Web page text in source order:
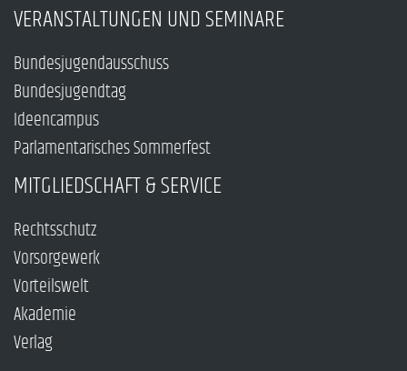
VERANSTALTUNGEN UND SEMINARE
Bundesjugendausschuss
Bundesjugendtag
Ideencampus
Parlamentarisches Sommerfest
MITGLIEDSCHAFT & SERVICE
Rechtsschutz
Vorsorgewerk
Vorteilswelt
Akademie
Verlag